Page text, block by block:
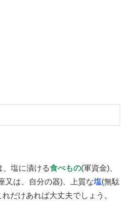
、塩に漬ける食べもの(軍資金)、
又は、自分の器)、上質な塩(無駄
だけあれば大丈夫でしょう。